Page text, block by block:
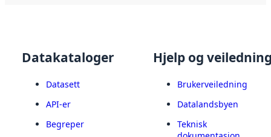
Datakataloger
Datasett
API-er
Begreper
Hjelp og
Brukerveiledning
Datalandsbyen
Teknisk